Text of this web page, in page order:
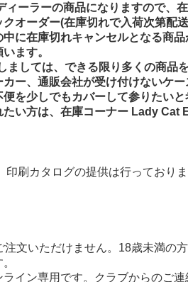
ィーラーの商品になりますので、
オーダー(在庫切れで入荷次第配
に在庫切れキャンセルとなる商
ます。
ましては、できる限り多くの商品
カー、通販会社が受け付けないケ
を少しでもカバーして参りたい
たい方は、在庫コーナー Lady Cat
印刷カタログの提供は行っており
注文いただけません。18歳未満の
ライン専用です。クラブからのご